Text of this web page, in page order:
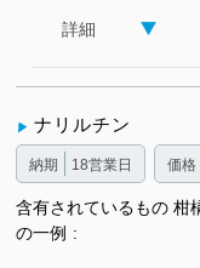
詳細
ナリルチン
納期 18営業日 価格
含有されているもの
の一例
柑